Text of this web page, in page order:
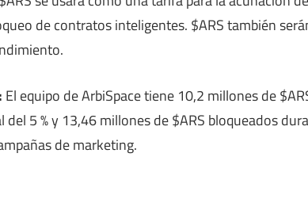
de contratos inteligentes. $ARS también
El equipo de ArbiSpace tiene 10,2 millones de
del 5 % y 13,46 millones de $ARS bloqueados
de marketing.